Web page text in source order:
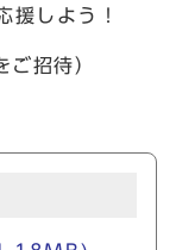
援しよう！
招待）